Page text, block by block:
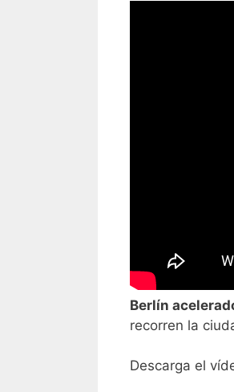
Berlín
recorren la
Descarga el